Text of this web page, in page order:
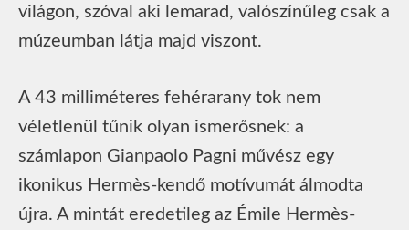
világon, szóval aki lemarad, valószínűleg csak a
múzeumban látja majd viszont.
A 43 milliméteres fehérarany tok nem
véletlenül tűnik olyan ismerősnek: a
számlapon Gianpaolo Pagni művész egy
ikonikus Hermès-kendő motívumát álmodta
újra. A mintát eredetileg az Émile Hermès-